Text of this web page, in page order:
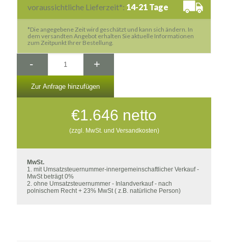
voraussichtliche Lieferzeit*: 14-21 Tage
*Die angegebene Zeit wird geschätzt und kann sich ändern. In
dem versandten Angebot erhalten Sie aktuelle Informationen
zum Zeitpunkt Ihrer Bestellung.
- +
Zur Anfrage hinzufügen
€1.646 netto
(zzgl. MwSt. und Versandkosten)
MwSt.
1. mit Umsatzsteuernummer-innergemeinschaftlicher Verkauf -
MwSt beträgt 0%
2. ohne Umsatzsteuernummer - Inlandverkauf - nach
polnischem Recht + 23% MwSt ( z.B. natürliche Person)